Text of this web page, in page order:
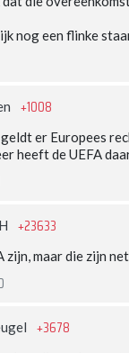
nog een flinke
+1008
er Europees
heeft de UEFA
+23633
zijn, maar die zijn
+3678